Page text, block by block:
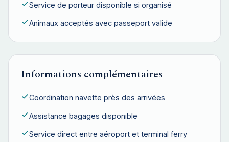
Service de porteur disponible si organisé
Animaux acceptés avec passeport valide
Informations complémentaires
Coordination navette près des arrivées
Assistance bagages disponible
Service direct entre aéroport et terminal ferry